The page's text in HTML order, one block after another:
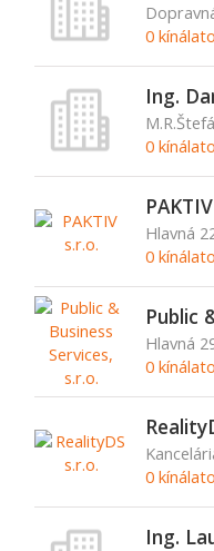
0
Ing.
0
Hlavná
0
Public
Hlavná
0
0
Ing.